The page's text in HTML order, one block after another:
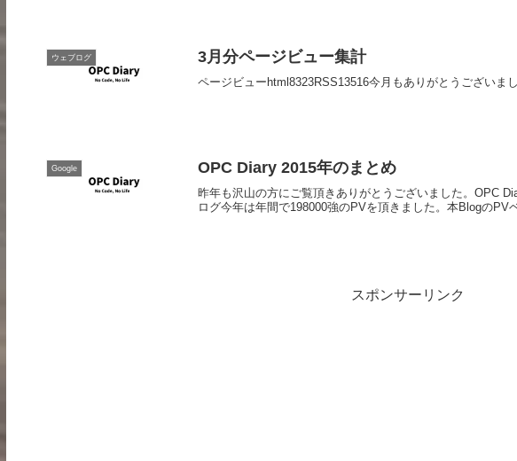
ウェブログ 3月分ページビュー集計
ページビューhtml8323RSS13516今月もありがとうございま
Google OPC Diary 2015年のまとめ
昨年も沢山の方にご覧頂きありがとうございました。OPC
ログ今年は年間で198000強のPVを頂きました。本BlogのPV
スポンサーリンク